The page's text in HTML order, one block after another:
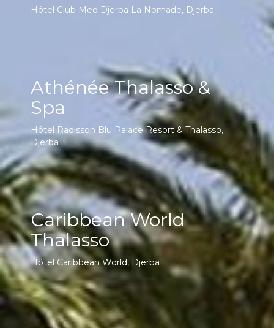
Hôtel Club Med Djerba La Nomade, Djerba
Athénée Thalasso &
Spa
Hôtel Radisson Blu Palace Resort & Thalasso,
Djerba
Caribbean World
Thalasso
Hôtel Caribbean World, Djerba